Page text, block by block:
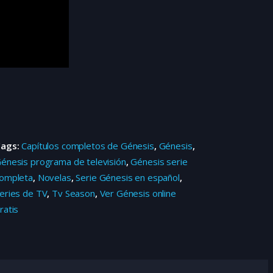
Capítulos completos de Génesis, Génesis,
programa de televisión,Génesis serie
, Novelas,Serie Génesis en español,
de TV, Tv Season, Ver Génesis online